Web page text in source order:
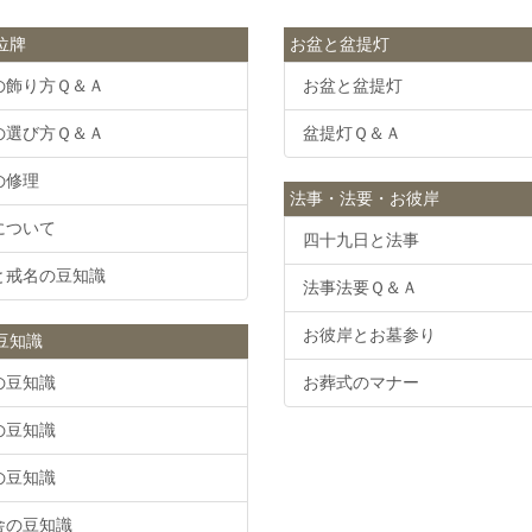
牌
飾り方Ｑ＆Ａ
選び方Ｑ＆Ａ
修理
ついて
戒名の豆知識
知識
豆知識
豆知識
豆知識
の豆知識
お盆と盆提灯
お盆と盆提灯
盆提灯Ｑ＆Ａ
法事・法要・お彼岸
四十九日と法事
法事法要Ｑ＆Ａ
お彼岸とお墓参り
お葬式のマナー